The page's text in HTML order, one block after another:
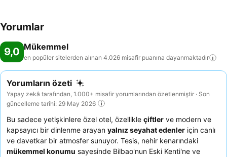
Yorumlar
9,0 Mükemmel
en popüler sitelerden alınan 4.026 misafir puanına dayanmaktadır
Yorumların özeti
Yapay zekâ tarafından, 1.000+ misafir yorumlarından özetlenmiştir · Son
güncelleme tarihi: 29 May 2026
Bu sadece yetişkinlere özel otel, özellikle çiftler ve modern ve
kapsayıcı bir dinlenme arayan yalnız seyahat edenler için canlı
ve davetkar bir atmosfer sunuyor. Tesis, nehir kenarındaki
mükemmel konumu sayesinde Bilbao'nun Eski Kenti'ne ve